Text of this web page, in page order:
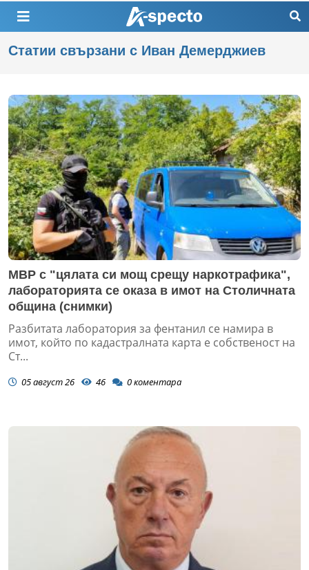
Статии свързани с Иван Демерджиев
МВР с "цялата си мощ срещу наркотрафика",
лабораторията се оказа в имот на Столичната
община (снимки)
Разбитата лаборатория за фентанил се намира в
имот, който по кадастралната карта е собственост на
Ст...
05 август 26 46 0коментара